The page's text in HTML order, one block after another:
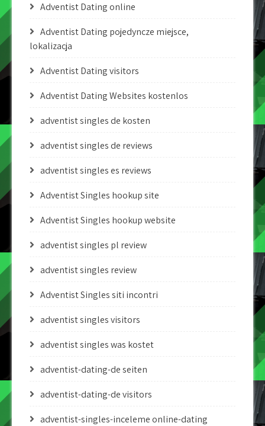
Adventist Dating online
Adventist Dating pojedyncze miejsce,
lokalizacja
Adventist Dating visitors
Adventist Dating Websites kostenlos
adventist singles de kosten
adventist singles de reviews
adventist singles es reviews
Adventist Singles hookup site
Adventist Singles hookup website
adventist singles pl review
adventist singles review
Adventist Singles siti incontri
adventist singles visitors
adventist singles was kostet
adventist-dating-de seiten
adventist-dating-de visitors
adventist-singles-inceleme online-dating